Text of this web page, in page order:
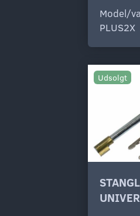
Model/
PLUS2X
Udsolgt